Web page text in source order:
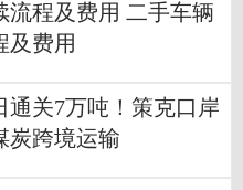
流程及费用 二手车辆
及费用
通关7万吨！策克口岸
炭跨境运输